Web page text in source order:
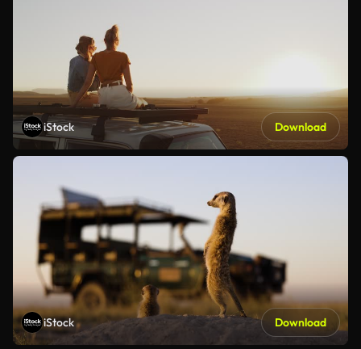
iStock Download
iStock Download